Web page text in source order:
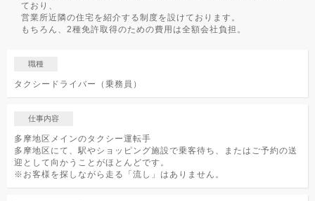
ており、
営業所近隣の住宅を紹介する制度を設けております。
もちろん、2種免許取得のための費用は全額会社負担。
職種
タクシードライバー（乗務員）
仕事内容
多摩地区メインのタクシー運転手
多摩地区にて、駅やショッピング施設で乗客待ち、またはご予約の送
迎として向かうことがほとんどです。
※お客様を探しながら走る「流し」はありません。